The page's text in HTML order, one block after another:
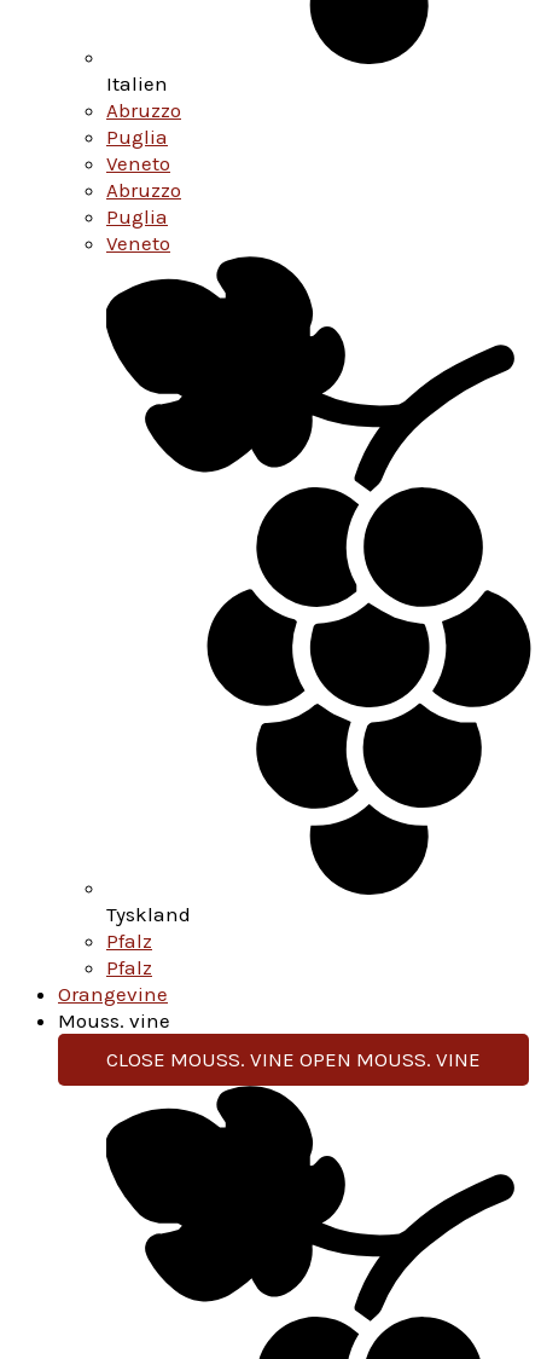
Italien
Abruzzo
Puglia
Veneto
Abruzzo
Puglia
Veneto
Tyskland
Pfalz
Pfalz
Orangevine
Mouss. vine
CLOSE MOUSS. VINE OPEN MOUSS. VINE